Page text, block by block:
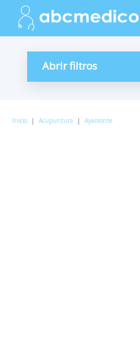
Abrir filtros
Inicio | Acupuntura | Ayamonte